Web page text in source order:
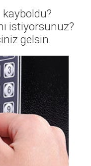
istiyorsunuz?
gelsin.